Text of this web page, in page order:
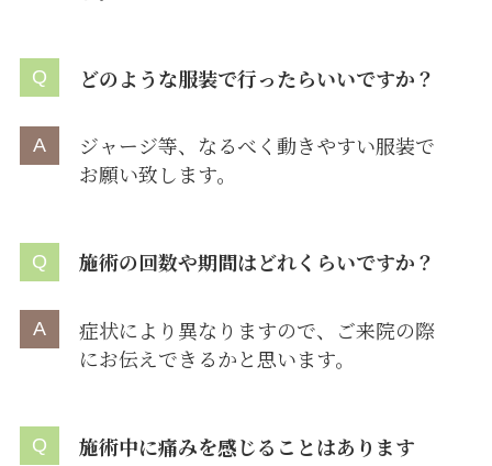
どのような服装で行ったらいいですか？
ジャージ等、なるべく動きやすい服装で
お願い致します。
施術の回数や期間はどれくらいですか？
症状により異なりますので、ご来院の際
にお伝えできるかと思います。
施術中に痛みを感じることはあります